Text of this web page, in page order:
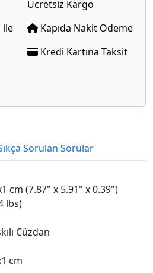
ile
Ücretsiz Kargo
Kapıda Nakit Ödeme
Kredi Kartına Taksit
Sorulan Sorular
cm (7.87" x 5.91" x 0.39")
lbs)
Cüzdan
cm